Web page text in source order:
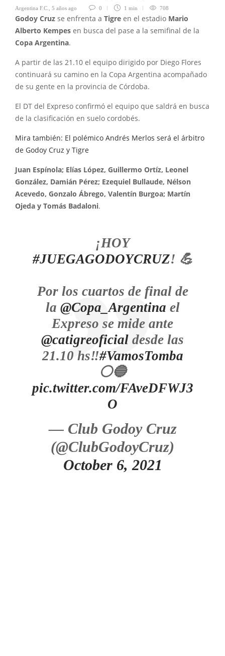
Argentina F.C. 5 años ago 0 1 min 708
Godoy Cruz se enfrenta a Tigre en el estadio Mario
Alberto Kempes en busca del pase a la semifinal de la
Copa Argentina.
A partir de las 21.10 el equipo dirigido por Diego Flores
continuará su camino en la Copa Argentina acompañado
de su gente en la provincia de Córdoba.
El DT del Expreso confirmó el equipo que saldrá en busca
de la clasificación en suelo cordobés.
Mira también: El polémico Andrés Merlos será el árbitro
de Godoy Cruz y Tigre
Juan Espínola; Elías López, Guillermo Ortíz, Leonel
González, Damián Pérez; Ezequiel Bullaude, Nélson
Acevedo, Gonzalo Ábrego, Valentín Burgoa; Martín
Ojeda y Tomás Badaloni.
¡HOY
#JUEGAGODOYCRUZ! 💪
Por los cuartos de final de
la @Copa_Argentina el
Expreso se mide ante
@catigreoficial desde las
21.10 hs‼️#VamosTomba
⚪🔵
pic.twitter.com/FAveDFWJ3
O
— Club Godoy Cruz
(@ClubGodoyCruz)
October 6, 2021